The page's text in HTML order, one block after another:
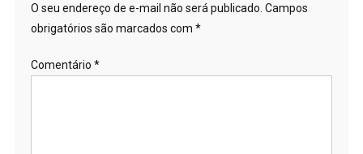
O seu endereço de e-mail não será publicado. Campos
obrigatórios são marcados com *
Comentário *